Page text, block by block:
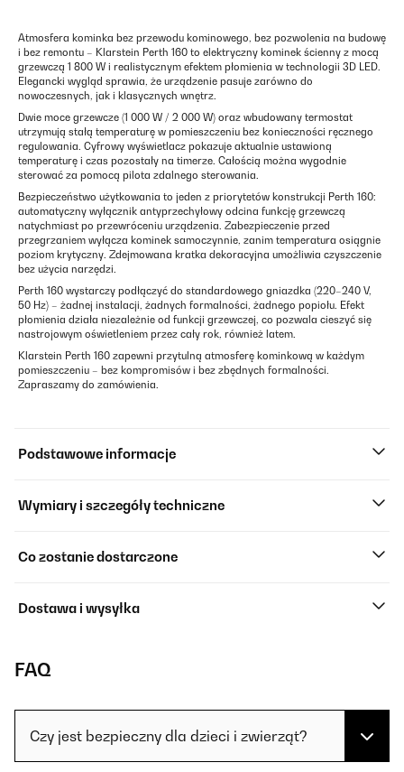
Atmosfera kominka bez przewodu kominowego, bez pozwolenia na budowę
i bez remontu – Klarstein Perth 160 to elektryczny kominek ścienny z mocą
grzewczą 1 800 W i realistycznym efektem płomienia w technologii 3D LED.
Elegancki wygląd sprawia, że urządzenie pasuje zarówno do
nowoczesnych, jak i klasycznych wnętrz.
Dwie moce grzewcze (1 000 W / 2 000 W) oraz wbudowany termostat
utrzymują stałą temperaturę w pomieszczeniu bez konieczności ręcznego
regulowania. Cyfrowy wyświetlacz pokazuje aktualnie ustawioną
temperaturę i czas pozostały na timerze. Całością można wygodnie
sterować za pomocą pilota zdalnego sterowania.
Bezpieczeństwo użytkowania to jeden z priorytetów konstrukcji Perth 160:
automatyczny wyłącznik antyprzechyłowy odcina funkcję grzewczą
natychmiast po przewróceniu urządzenia. Zabezpieczenie przed
przegrzaniem wyłącza kominek samoczynnie, zanim temperatura osiągnie
poziom krytyczny. Zdejmowana kratka dekoracyjna umożliwia czyszczenie
bez użycia narzędzi.
Perth 160 wystarczy podłączyć do standardowego gniazdka (220–240 V,
50 Hz) – żadnej instalacji, żadnych formalności, żadnego popiołu. Efekt
płomienia działa niezależnie od funkcji grzewczej, co pozwala cieszyć się
nastrojowym oświetleniem przez cały rok, również latem.
Klarstein Perth 160 zapewni przytulną atmosferę kominkową w każdym
pomieszczeniu – bez kompromisów i bez zbędnych formalności.
Zapraszamy do zamówienia.
Podstawowe informacje
Wymiary i szczegóły techniczne
Co zostanie dostarczone
Dostawa i wysyłka
FAQ
Czy jest bezpieczny dla dzieci i zwierząt?